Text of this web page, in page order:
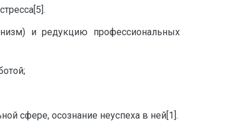
и редукцию профессиональных
сфере, осознание неуспеха в ней[1].